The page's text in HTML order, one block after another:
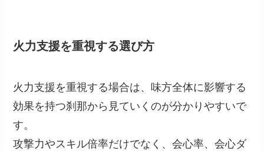
火力支援を重視する選び方
火力支援を重視する場合は、味方全体に影響する
効果を持つ刹那から見ていくのが分かりやすいで
す。
攻撃力やスキル倍率だけでなく、会心率、会心ダ